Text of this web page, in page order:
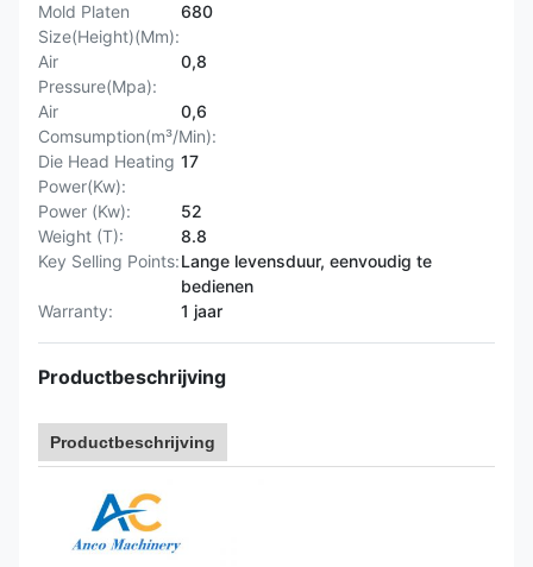
Mold Platen
Size(Height)(Mm):
680
Air
Pressure(Mpa):
0,8
Air
Comsumption(m³/Min):
0,6
Die Head Heating
Power(Kw):
17
Power (Kw):
52
Weight (T):
8.8
Key Selling Points:Lange levensduur, eenvoudig te
bedienen
Warranty:
1 jaar
Productbeschrijving
Productbeschrijving